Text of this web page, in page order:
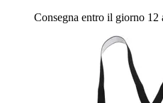
Consegna entro il giorno 12